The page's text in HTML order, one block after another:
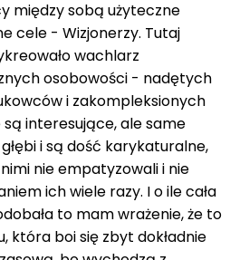
między sobą użyteczne
cele - Wizjonerzy. Tutaj
wachlarz
osobowości - nadętych
i zakompleksionych
interesujące, ale same
i są dość karykaturalne,
nie empatyzowali i nie
ich wiele razy. I o ile cała
to mam wrażenie, że to
która boi się zbyt dokładnie